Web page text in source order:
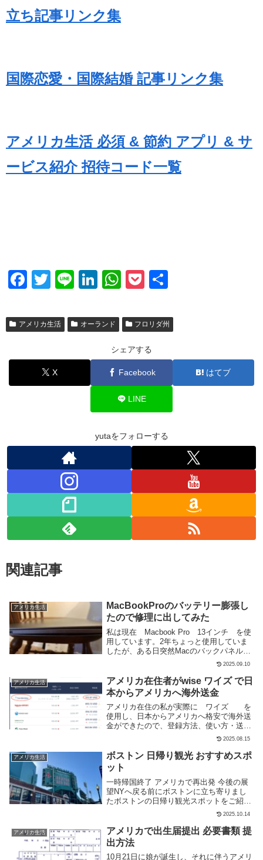
立ち記事リンク集
国際恋愛・国際結婚 記事リンク集
アメリカ生活 必須 & 節約 アプリ & サ
ービス紹介 招待コード一覧
F
c
e
b
o
T
tt
er
Li
e
Li
k
e
dI
W
at
s
A
p
p
P
ck
et
アメリカ生活 オーランド フロリダ州
シェアする
X Facebook はてブ
LINE
yutaをフォローする
関連記事
アメリカ生活
MacBookProのバッテリー膨張し
たので修理に出してみた
私は現在 Macbook Pro 13インチ を使
用しています。2年ちょっと使用していま
したが、ある日突然Macのバックパネルが
写真のように開いてしまっていることに気
付きました😱動作自体は正常に動いている
ものの、このまま放ったらかしもなんだ...
2025.09.10
アメリカ生活
アメリカ在住者がwise ワイズ で日
本からアメリカへ海外送金
アメリカ在住の私が実際に ワイズ を
使用し、日本からアメリカへ格安で海外送
金ができたので、登録方法、使い方・送金
に掛かった日数・感想などをご紹介してい
レートで安く・早く送金できる国際送金サ
ービスを提供...
2025.08.15
アメリカ生活
ボストン 日帰り観光 おすすめスポ
ット
一時帰国終了 アメリカで再出発 今後の展
望NYへ戻る前にボストンに立ち寄りまし
たボストンの日帰り観光スポットをご紹介
したいと思います!お得な航空券予約なら
スカイスキャナー国内宿泊施設高速バス・
夜行バス予約レンタカー予約 など一時帰
国での日本...
2025.10.14
アメリカ生活
アメリカで出生届提出 必要書類 提
出方法
10月21日に娘が誕生し、それに伴うアメリ